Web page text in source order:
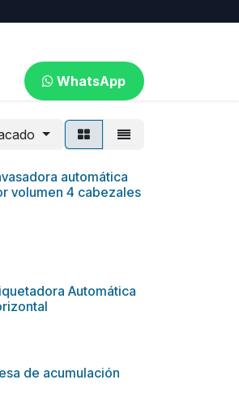
WhatsApp​​​​
automática
volumen 4 cabezales
Automática
de acumulación